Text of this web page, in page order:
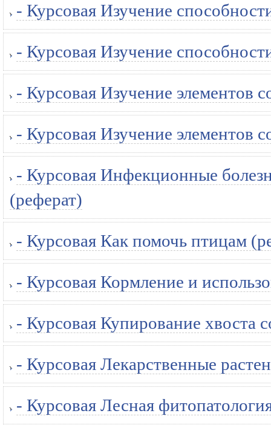
- Курсовая Изучение
- Курсовая Изучение
- Курсовая Изучение элементов
- Курсовая Изучение элементов
- Курсовая Инфекционные
(реферат)
- Курсовая Как помочь птицам
- Курсовая Кормление и
- Курсовая Купирование хвоста
- Курсовая Лекарственные
- Курсовая Лесная